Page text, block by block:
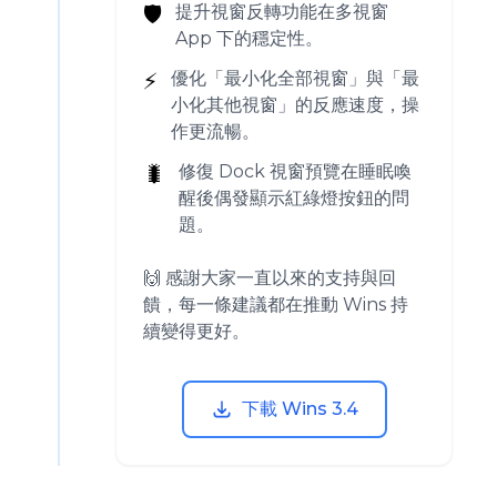
🛡️
提升視窗反轉功能在多視窗
App 下的穩定性。
⚡️
優化「最小化全部視窗」與「最
小化其他視窗」的反應速度，操
作更流暢。
🐛
修復 Dock 視窗預覽在睡眠喚
醒後偶發顯示紅綠燈按鈕的問
題。
🙌 感謝大家一直以來的支持與回
饋，每一條建議都在推動 Wins 持
續變得更好。
下載 Wins 3.4